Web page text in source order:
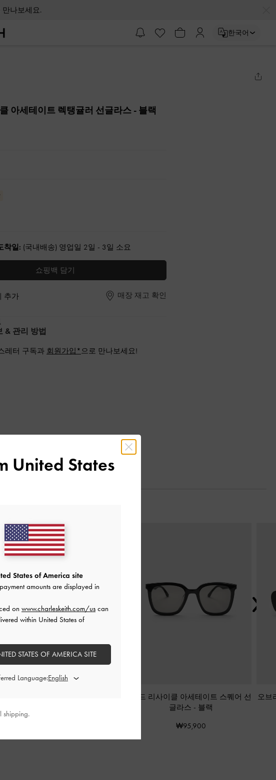
만나보세요.
한국어
아세테이트 렉탱귤러 선글라스 - 블랙
착일: (국내배송) 영업일 2일 - 3일 소요
쇼핑백 담기
추가 매장 재고 확인
& 관리 방법
레터 구독과 회원가입*으로 만나보세요!
모드 리사이클 아세테이트 스퀘어 선
글라스 - 블랙
₩95,900
오브
United States
States of America site
amounts are displayed in
on www.charleskeith.com/us can
within United States of
STATES OF AMERICA SITE
Language:
shipping.